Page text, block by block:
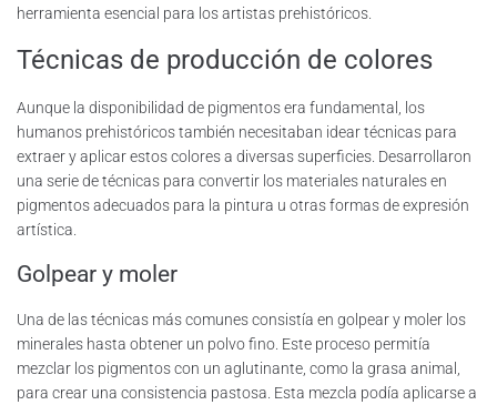
herramienta esencial para los artistas prehistóricos.
Técnicas de producción de colores
Aunque la disponibilidad de pigmentos era fundamental, los
humanos prehistóricos también necesitaban idear técnicas para
extraer y aplicar estos colores a diversas superficies. Desarrollaron
una serie de técnicas para convertir los materiales naturales en
pigmentos adecuados para la pintura u otras formas de expresión
artística.
Golpear y moler
Una de las técnicas más comunes consistía en golpear y moler los
minerales hasta obtener un polvo fino. Este proceso permitía
mezclar los pigmentos con un aglutinante, como la grasa animal,
para crear una consistencia pastosa. Esta mezcla podía aplicarse a